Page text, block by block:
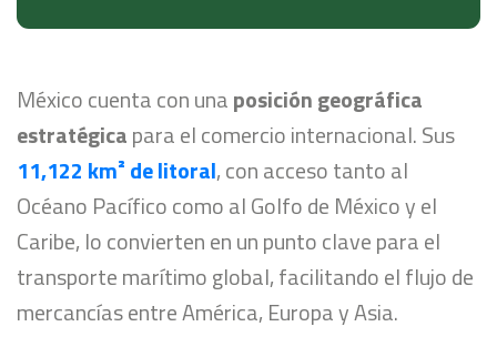
México cuenta con unaposición geográfica
estratégicapara el comercio internacional. Sus
11,122 km² de litoral, con acceso tanto al
Océano Pacífico como al Golfo de México y el
Caribe, lo convierten en un punto clave para el
transporte marítimo global, facilitando el flujo de
mercancías entre América, Europa y Asia.